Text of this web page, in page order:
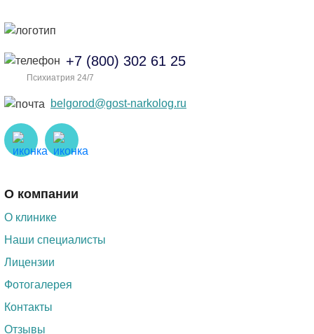
+7 (800) 302 61 25
Психиатрия 24/7
belgorod@gost-narkolog.ru
О компании
О клинике
Наши специалисты
Лицензии
Фотогалерея
Контакты
Отзывы